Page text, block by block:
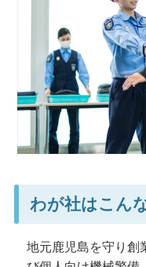
わが社はこん
地元鹿児島を守り創